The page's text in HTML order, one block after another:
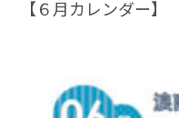
【６月カレンダー】